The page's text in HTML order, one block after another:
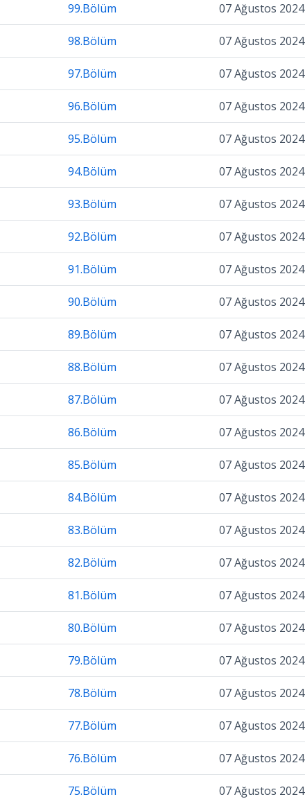
99.Bölüm 07 Ağustos 2024
98.Bölüm 07 Ağustos 2024
97.Bölüm 07 Ağustos 2024
96.Bölüm 07 Ağustos 2024
95.Bölüm 07 Ağustos 2024
94.Bölüm 07 Ağustos 2024
93.Bölüm 07 Ağustos 2024
92.Bölüm 07 Ağustos 2024
91.Bölüm 07 Ağustos 2024
90.Bölüm 07 Ağustos 2024
89.Bölüm 07 Ağustos 2024
88.Bölüm 07 Ağustos 2024
87.Bölüm 07 Ağustos 2024
86.Bölüm 07 Ağustos 2024
85.Bölüm 07 Ağustos 2024
84.Bölüm 07 Ağustos 2024
83.Bölüm 07 Ağustos 2024
82.Bölüm 07 Ağustos 2024
81.Bölüm 07 Ağustos 2024
80.Bölüm 07 Ağustos 2024
79.Bölüm 07 Ağustos 2024
78.Bölüm 07 Ağustos 2024
77.Bölüm 07 Ağustos 2024
76.Bölüm 07 Ağustos 2024
75.Bölüm 07 Ağustos 2024